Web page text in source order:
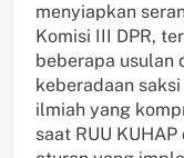
menyiapkan
Komisi III DPR,
beberapa usulan
keberadaan
ilmiah yang
saat RUU